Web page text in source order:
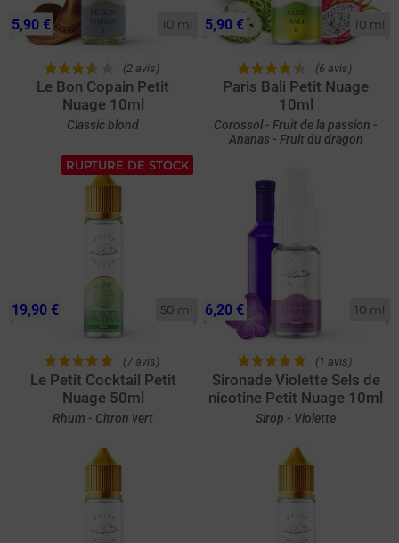
10 ml
(2 avis)
Le Bon Copain Petit
Nuage 10ml
Classic blond
5,90 € 10 ml
(6 avis)
Paris Bali Petit Nuage
10ml
Corossol - Fruit de la passion -
Ananas - Fruit du dragon
5,90 €
RUPTURE DE STOCK
50 ml
(7 avis)
Le Petit Cocktail Petit
Nuage 50ml
Rhum - Citron vert
19,90 € 10 ml
(1 avis)
Sironade Violette Sels de
nicotine Petit Nuage 10ml
Sirop - Violette
6,20 €